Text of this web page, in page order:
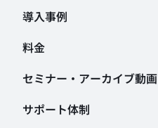
導入事例
料金
セミナー・アーカイブ動画
サポート体制